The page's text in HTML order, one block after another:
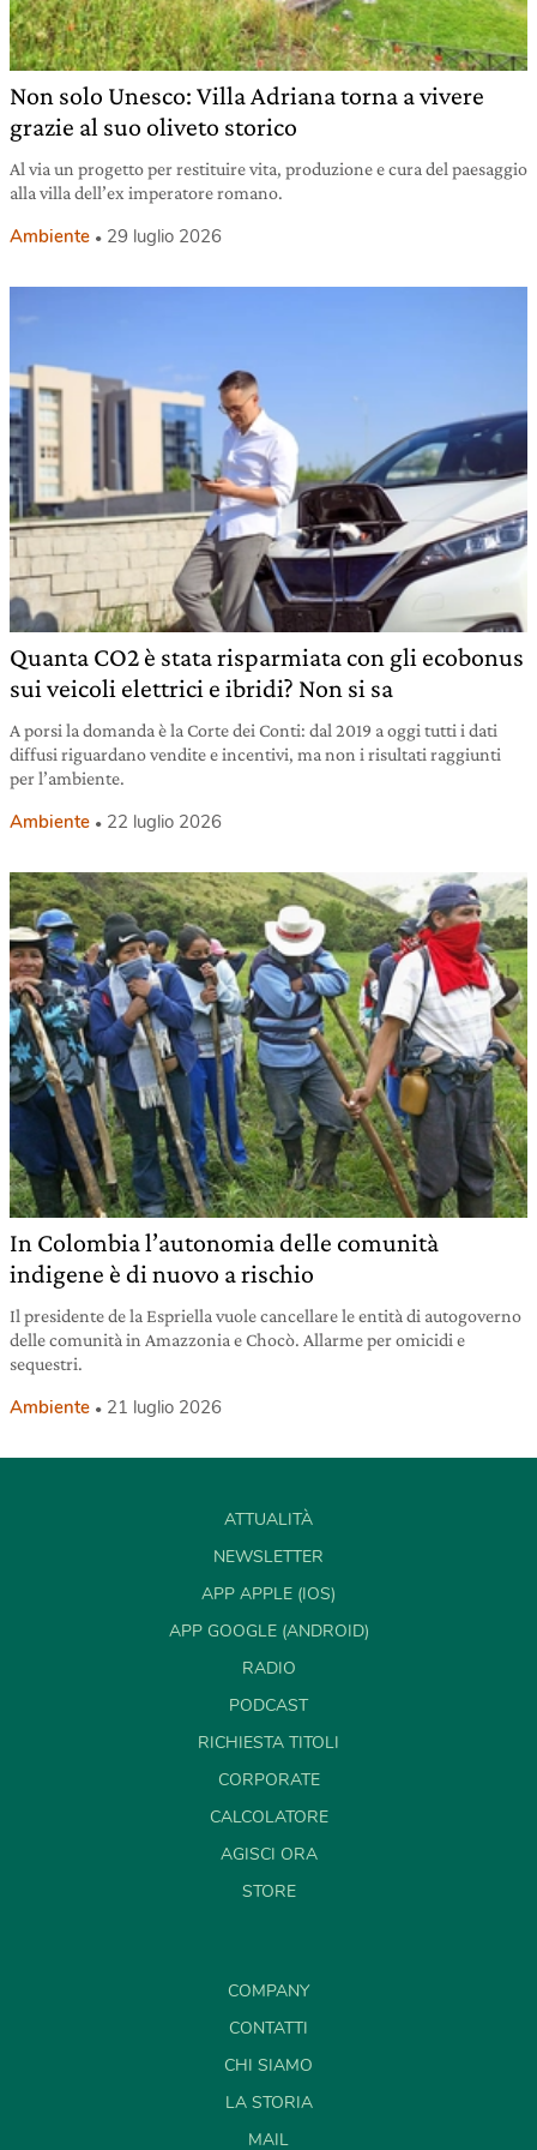
Non solo Unesco: Villa Adriana torna a vivere
grazie al suo oliveto storico
Al via un progetto per restituire vita, produzione e cura del paesaggio
alla villa dell’ex imperatore romano.
Ambiente 29 luglio 2026
Quanta CO2 è stata risparmiata con gli ecobonus
sui veicoli elettrici e ibridi? Non si sa
A porsi la domanda è la Corte dei Conti: dal 2019 a oggi tutti i dati
diffusi riguardano vendite e incentivi, ma non i risultati raggiunti
per l’ambiente.
Ambiente 22 luglio 2026
In Colombia l’autonomia delle comunità
indigene è di nuovo a rischio
Il presidente de la Espriella vuole cancellare le entità di autogoverno
delle comunità in Amazzonia e Chocò. Allarme per omicidi e
sequestri.
Ambiente 21 luglio 2026
ATTUALITÀ
NEWSLETTER
APP APPLE (IOS)
APP GOOGLE (ANDROID)
RADIO
PODCAST
RICHIESTA TITOLI
CORPORATE
CALCOLATORE
AGISCI ORA
STORE
COMPANY
CONTATTI
CHI SIAMO
LA STORIA
MAIL